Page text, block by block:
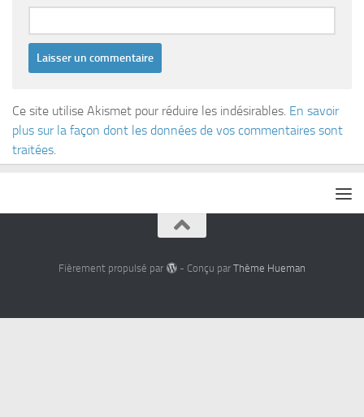
Ce site utilise Akismet pour réduire les indésirables. En savoir
plus sur la façon dont les données de vos commentaires sont
traitées.
Fièrement propulsé par - Conçu par Thème Hueman